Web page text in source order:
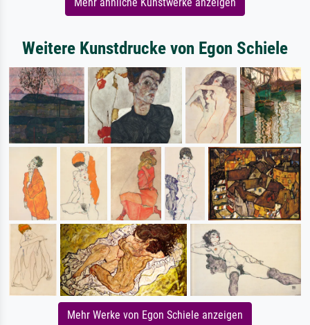
Weitere Kunstdrucke von Egon Schiele
Mehr Werke von Egon Schiele anzeigen